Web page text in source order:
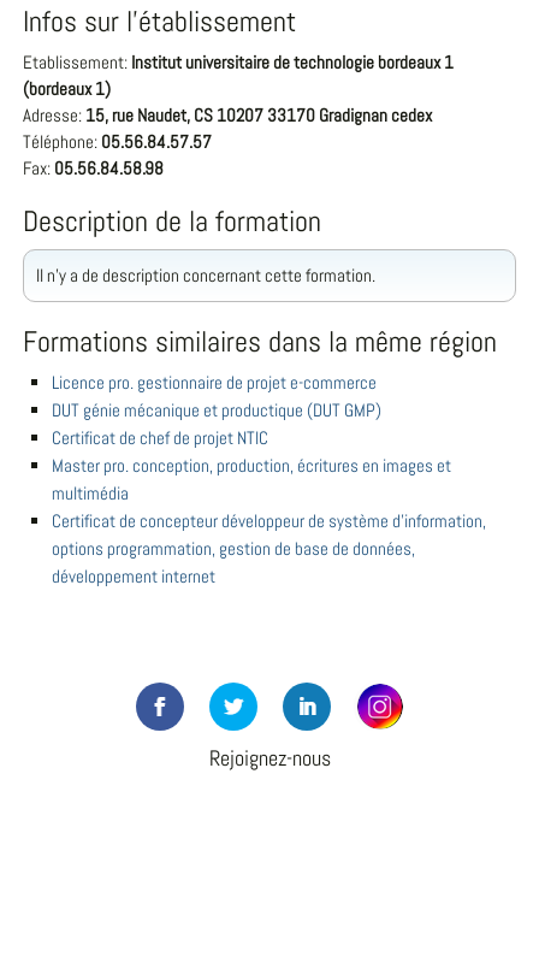
Infos sur l'établissement
Etablissement: Institut universitaire de technologie bordeaux 1
(bordeaux 1)
Adresse: 15, rue Naudet, CS 10207 33170 Gradignan cedex
Téléphone: 05.56.84.57.57
Fax: 05.56.84.58.98
Description de la formation
Il n'y a de description concernant cette formation.
Formations similaires dans la même région
Licence pro. gestionnaire de projet e-commerce
DUT génie mécanique et productique (DUT GMP)
Certificat de chef de projet NTIC
Master pro. conception, production, écritures en images et
multimédia
Certificat de concepteur développeur de système d'information,
options programmation, gestion de base de données,
développement internet
Rejoignez-nous